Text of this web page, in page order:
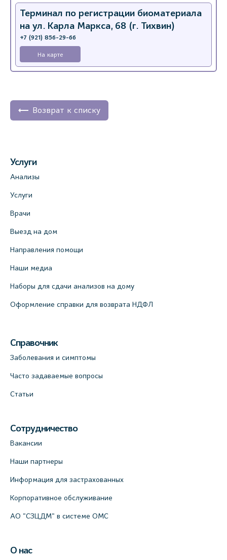
Терминал по регистрации биоматериала
на ул. Карла Маркса, 68 (г. Тихвин)
+7 (921) 856-29-66
На карте
Возврат к списку
Услуги
Анализы
Услуги
Врачи
Выезд на дом
Направления помощи
Наши медиа
Наборы для сдачи анализов на дому
Оформление справки для возврата НДФЛ
Справочник
Заболевания и симптомы
Часто задаваемые вопросы
Статьи
Сотрудничество
Вакансии
Наши партнеры
Информация для застрахованных
Корпоративное обслуживание
АО "СЗЦДМ" в системе ОМС
О нас